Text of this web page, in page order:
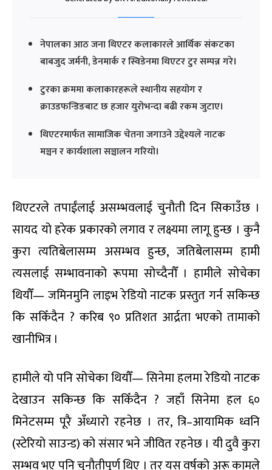
नेपालका आठ जना थिएटर कलाकारले आर्थिक संकटका
बाबजुद जर्मनी, डेनमार्क र स्विडेनमा थिएटर टुर सम्पन्न गरे।
टुरका क्रममा कलाकारहरूले स्थानीय सहयोग र
क्राउडफन्डिङबाट छ हजार युरोभन्दा बढी रकम जुटाए।
थिएटरमार्फत सामाजिक चेतना जगाउने उद्देश्यले नाटक
मञ्चन र कार्यशाला सञ्चालन गरियो।
थिएटरले तपाईंलाई असम्भवलाई चुनौती दिन सिकाउँछ ।
सायद यो हरेक प्रकारको लगाव र लक्ष्यमा लागू हुन्छ । कुनै
कुरा त्यतिबेलासम्म असम्भव हुन्छ, जतिबेलासम्म हामी
त्यसलाई सम्भावनाको रूपमा सोच्दैनौँ । हामीले सोचेका
थियौँ— जमिनमुनि लाइभ रेडियो नाटक प्रस्तुत गर्न सकिन्छ
कि सकिँदैन ? करिब ९० प्रतिशत आर्द्रता भएको तामाको
खानीभित्र ।
हामीले यो पनि सोचेका थियौँ— सिनेमा हलमा रेडियो नाटक
देखाउन सकिन्छ कि सकिँदैन ? जहाँ सिनेमा हल ६०
मिनेटसम्म पूरै अँध्यारो रहनेछ । तर, त्रि–आयामिक ध्वनि
(स्टेरियो साउन्ड) को संसार भने जीवित रहनेछ । यी दुवै कुरा
सम्भव भए पनि चुनौतीपूर्ण थिए । तर यस वर्षको अरू कामले